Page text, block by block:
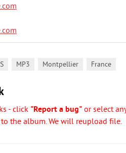
MP3 Montpellier France
- click "Report a bug" or select
the album. We will reupload file.